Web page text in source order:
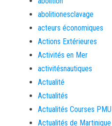
abolitionesclavage
acteurs économiques
Actions Extérieures
Activités en Mer
activitésnautiques
Actualité
Actualités
Actualités Courses PMU
Actualités de Martinique